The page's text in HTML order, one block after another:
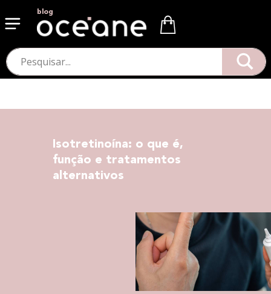
blog
Isotretinoína: o que é,
função e tratamentos
alternativos